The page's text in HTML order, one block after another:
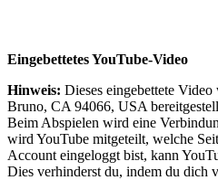
Eingebettetes YouTube-Video
Hinweis: Dieses eingebettete
Bruno, CA 94066, USA
Beim Abspielen wird eine
wird YouTube mitgeteilt, welche
Account eingeloggt bist, kann
Dies verhinderst du, indem du dich